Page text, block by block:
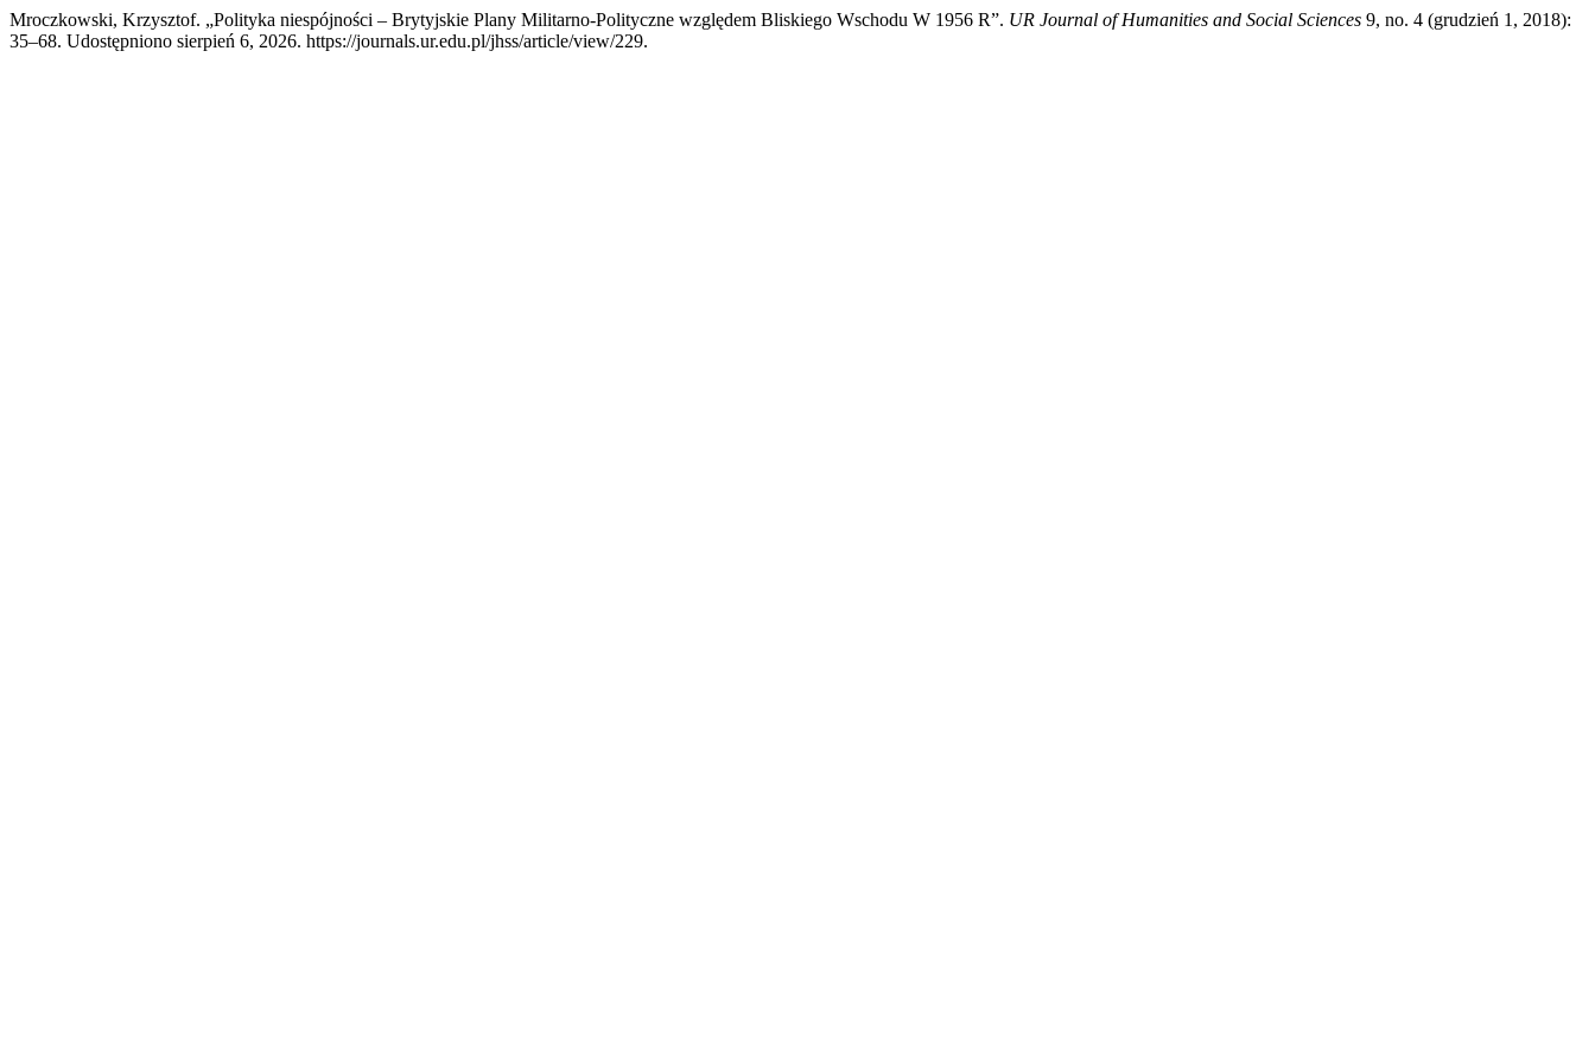
Mroczkowski, Krzysztof. „Polityka niespójności – Brytyjskie Plany Militarno-Polityczne względem Bliskiego Wschodu W 1956 R”. UR Journal of Humanities and Social Sciences 9, no. 4 (grudzień 1, 2018):
35–68. Udostępniono sierpień 6, 2026. https://journals.ur.edu.pl/jhss/article/view/229.